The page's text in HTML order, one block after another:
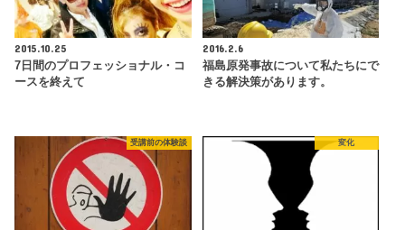
2015.10.25
7日間のプロフェッショナル・コ
ースを終えて
2016.2.6
福島原発事故について私たちにで
きる解決策があります。
受講前の体験談 変化